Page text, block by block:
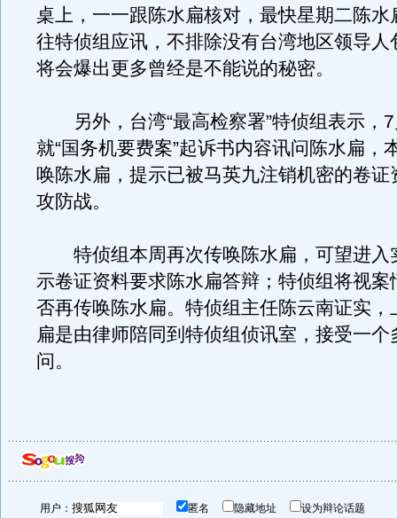
桌上，一一跟陈水扁核对，最快星期二陈水
往特侦组应讯，不排除没有台湾地区领导人
将会爆出更多曾经是不能说的秘密。
另外，台湾“最高检察署”特侦组表示，7
就“国务机要费案”起诉书内容讯问陈水扁，
唤陈水扁，提示已被马英九注销机密的卷证
攻防战。
特侦组本周再次传唤陈水扁，可望进入
示卷证资料要求陈水扁答辩；特侦组将视案
否再传唤陈水扁。特侦组主任陈云南证实，
扁是由律师陪同到特侦组侦讯室，接受一个
问。
用户： 匿名 隐藏地址 设为辩论话题